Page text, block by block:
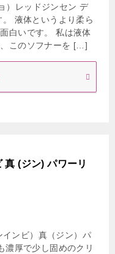
）レッドジンセン デ
液体というより柔ら
白いです。 私は液体
このソフナーを […]
(ジン) パワーリ
インビ）真（ジン）パ
濃厚で少し固めのクリ